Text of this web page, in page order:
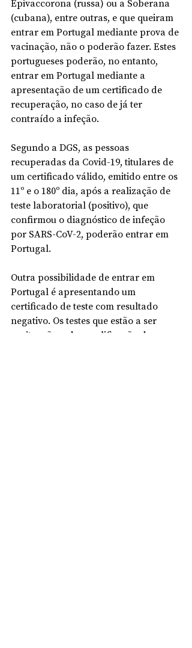
Epivaccorona (russa) ou a Soberana
(cubana), entre outras, e que queiram
entrar em Portugal mediante prova de
vacinação, não o poderão fazer. Estes
portugueses poderão, no entanto,
entrar em Portugal mediante a
apresentação de um certificado de
recuperação, no caso de já ter
contraído a infeção.
Segundo a DGS, as pessoas
recuperadas da Covid-19, titulares de
um certificado válido, emitido entre os
11º e o 180º dia, após a realização de
teste laboratorial (positivo), que
confirmou o diagnóstico de infeção
por SARS-CoV-2, poderão entrar em
Portugal.
Outra possibilidade de entrar em
Portugal é apresentando um
certificado de teste com resultado
negativo. Os testes que estão a ser
aceites são o de amplificação de